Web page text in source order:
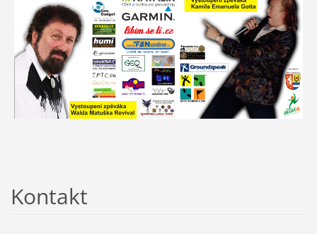
Kontakt